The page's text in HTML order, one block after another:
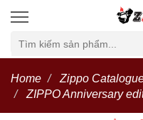
Home
Zippo
ZIPPO Anniversary